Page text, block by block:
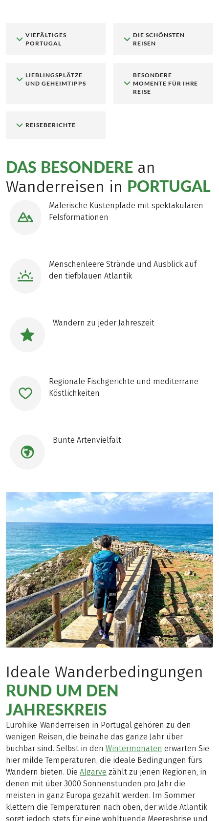
VIEFÄLTIGES
PORTUGAL
DIE SCHÖNSTEN
REISEN
LIEBLINGSPLÄTZE
UND GEHEIMTIPPS
BESONDERE
MOMENTE FÜR IHRE
REISE
REISEBERICHTE
DAS BESONDERE an
Wanderreisen in PORTUGAL
Malerische Küstenpfade mit spektakulären
Felsformationen
Menschenleere Strände und Ausblick auf
den tiefblauen Atlantik
Wandern zu jeder Jahreszeit
Regionale Fischgerichte und mediterrane
Köstlichkeiten
Bunte Artenvielfalt
Ideale Wanderbedingungen
RUND UM DEN
JAHRESKREIS
Eurohike-Wanderreisen in Portugal gehören zu den
wenigen Reisen, die beinahe das ganze Jahr über
buchbar sind. Selbst in den Wintermonaten erwarten Sie
hier milde Temperaturen, die ideale Bedingungen fürs
Wandern bieten. Die Algarve zählt zu jenen Regionen, in
denen mit über 3000 Sonnenstunden pro Jahr die
meisten in ganz Europa gezählt werden. Im Sommer
klettern die Temperaturen nach oben, der wilde Atlantik
sorgt jedoch stets für eine wohltuende Meeresbrise und